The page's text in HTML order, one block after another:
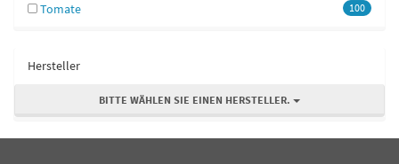
100
Tomate
Hersteller
BITTE WÄHLEN SIE EINEN HERSTELLER.